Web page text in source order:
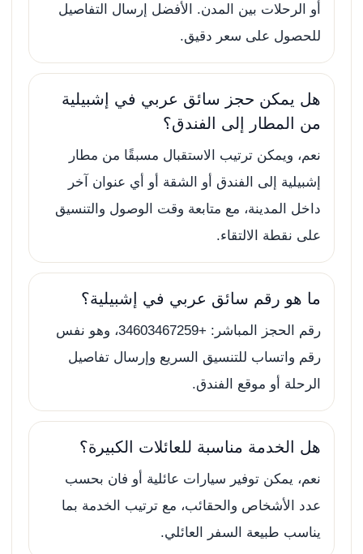
أو الرحلات بين المدن. الأفضل إرسال التفاصيل
للحصول على سعر دقيق.
هل يمكن حجز سائق عربي في إشبيلية
من المطار إلى الفندق؟
نعم، ويمكن ترتيب الاستقبال مسبقًا من مطار
إشبيلية إلى الفندق أو الشقة أو أي عنوان آخر
داخل المدينة، مع متابعة وقت الوصول والتنسيق
على نقطة الالتقاء.
ما هو رقم سائق عربي في إشبيلية؟
رقم الحجز المباشر: +34603467259، وهو نفس
رقم واتساب للتنسيق السريع وإرسال تفاصيل
الرحلة أو موقع الفندق.
هل الخدمة مناسبة للعائلات الكبيرة؟
نعم، يمكن توفير سيارات عائلية أو فان بحسب
عدد الأشخاص والحقائب، مع ترتيب الخدمة بما
يناسب طبيعة السفر العائلي.